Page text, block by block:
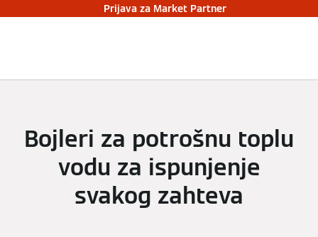
Prijava za Market Partner
Bojleri za potrošnu toplu
vodu za ispunjenje
svakog zahteva